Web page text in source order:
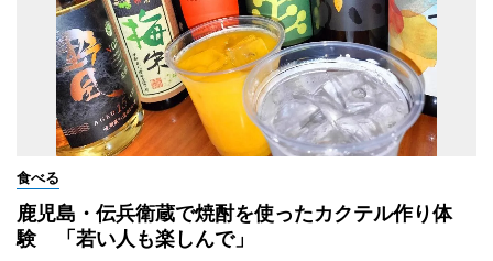
食べる
鹿児島・伝兵衛蔵で焼酎を使ったカクテル作り体
験 「若い人も楽しんで」